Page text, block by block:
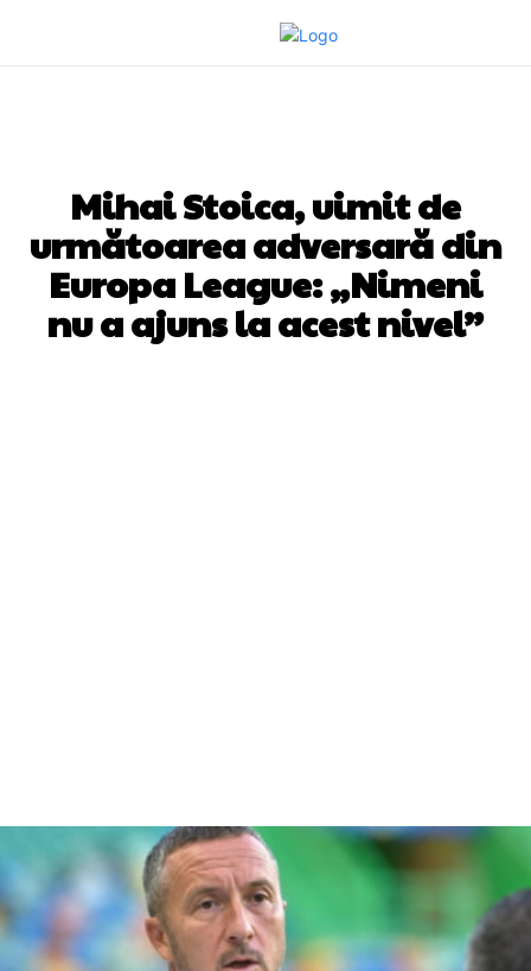
Mihai Stoica, uimit de
următoarea adversară din
Europa League: „Nimeni
nu a ajuns la acest nivel”